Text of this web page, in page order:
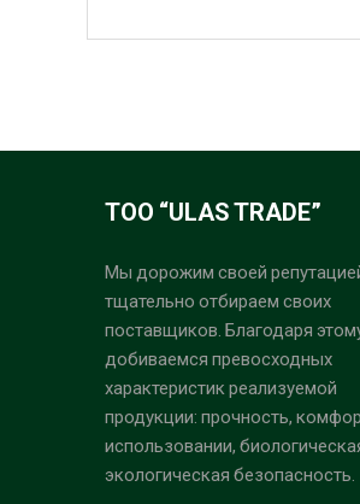
ТОО “ULAS TRADE”
Мы дорожим своей
тщательно отбираем своих
поставщиков. Благодаря
добиваемся превосходных
характеристик реализуемой
продукции: прочность,
использовании,
экологическая безопасность.